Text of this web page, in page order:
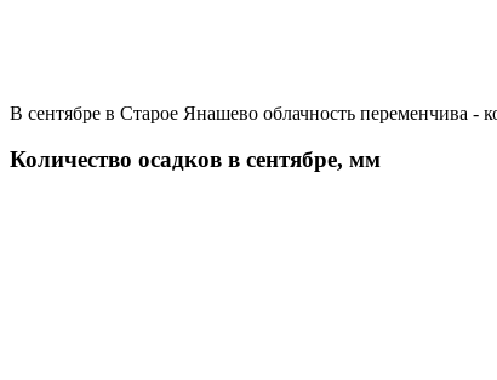
В сентябре в Старое Янашево облачность переменчива -
Количество осадков в сентябре, мм